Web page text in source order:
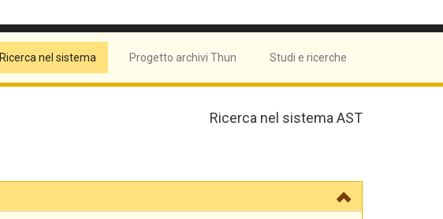
Ricerca nel sistema Progetto archivi Thun Studi e ricerche
Ricerca nel sistema AST